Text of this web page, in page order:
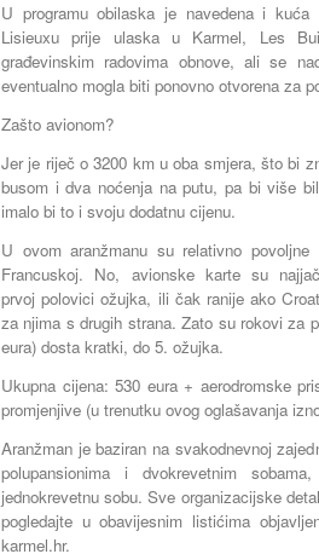
U programu obilaska je navedena i
Lisieuxu prije ulaska u Karmel, Les
građevinskim radovima obnove, ali se
eventualno mogla biti ponovno otvorena za
Zašto avionom?
Jer je riječ o 3200 km u oba smjera, što bi
busom i dva noćenja na putu, pa bi više
imalo bi to i svoju dodatnu cijenu.
U ovom aranžmanu su relativno
Francuskoj. No, avionske karte su
prvoj polovici ožujka, ili čak ranije ako
za njima s drugih strana. Zato su rokovi za
eura) dosta kratki, do 5. ožujka.
Ukupna cijena: 530 eura + aerodromske
promjenjive (u trenutku ovog oglašavanja
Aranžman je baziran na svakodnevnoj
polupansionima i dvokrevetnim
jednokrevetnu sobu. Sve organizacijske
pogledajte u obavijesnim listićima
karmel.hr.